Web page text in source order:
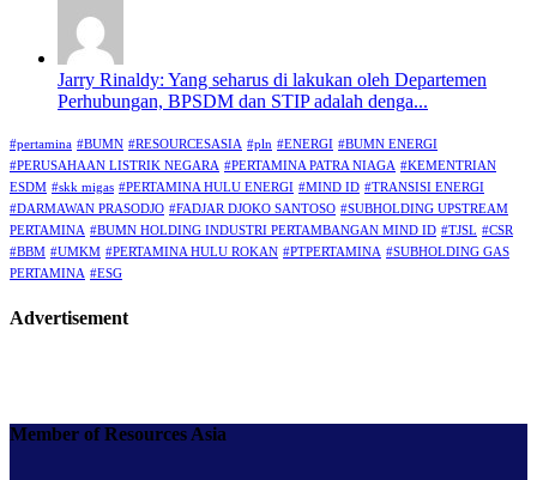
Jarry Rinaldy: Yang seharus di lakukan oleh Departemen
Perhubungan, BPSDM dan STIP adalah denga...
#pertamina #BUMN #RESOURCESASIA #pln #ENERGI #BUMN ENERGI
#PERUSAHAAN LISTRIK NEGARA #PERTAMINA PATRA NIAGA #KEMENTRIAN
ESDM #skk migas #PERTAMINA HULU ENERGI #MIND ID #TRANSISI ENERGI
#DARMAWAN PRASODJO #FADJAR DJOKO SANTOSO #SUBHOLDING UPSTREAM
PERTAMINA #BUMN HOLDING INDUSTRI PERTAMBANGAN MIND ID #TJSL #CSR
#BBM #UMKM #PERTAMINA HULU ROKAN #PTPERTAMINA #SUBHOLDING GAS
PERTAMINA #ESG
Advertisement
Member of Resources Asia